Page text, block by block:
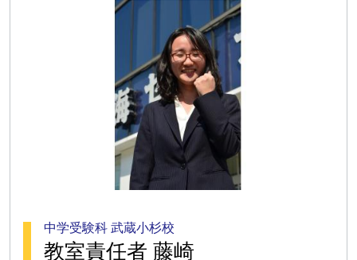
中学受験科 武蔵小杉校
教室責任者 藤崎